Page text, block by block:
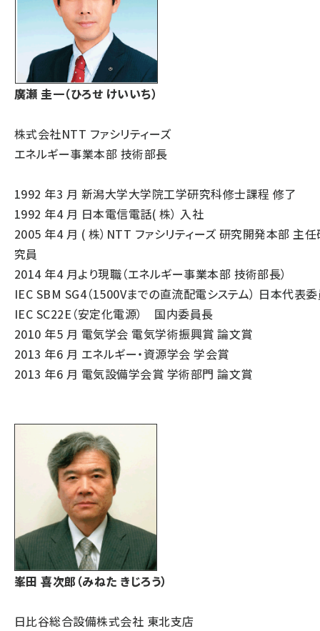
廣瀬 圭一（ひろせ けいいち）
株式会社NTT ファシリティーズ
エネルギー事業本部 技術部長
1992 年3 月 新潟大学大学院工学研究科修士課程 修了
1992 年4 月 日本電信電話( 株） 入社
2005 年4 月 ( 株）NTT ファシリティーズ 研究開発本部 主
究員
2014 年4 月より現職（エネルギー事業本部 技術部長）
IEC SBM SG4（1500Vまでの直流配電システム） 日本代表委
IEC SC22E（安定化電源） 国内委員長
2010 年5 月 電気学会 電気学術振興賞 論文賞
2013 年6 月 エネルギー・資源学会 学会賞
2013 年6 月 電気設備学会賞 学術部門 論文賞
峯田 喜次郎（みねた きじろう）
日比谷総合設備株式会社 東北支店